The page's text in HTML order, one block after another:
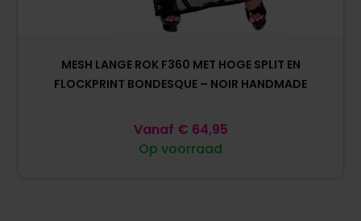
MESH LANGE ROK F360 MET HOGE SPLIT EN
FLOCKPRINT BONDESQUE – NOIR HANDMADE
Op voorraad
Vanaf € 64,95